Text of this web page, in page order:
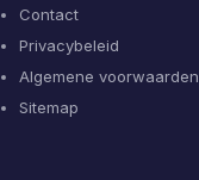
Contact
Privacybeleid
Algemene voorwaarden
Sitemap